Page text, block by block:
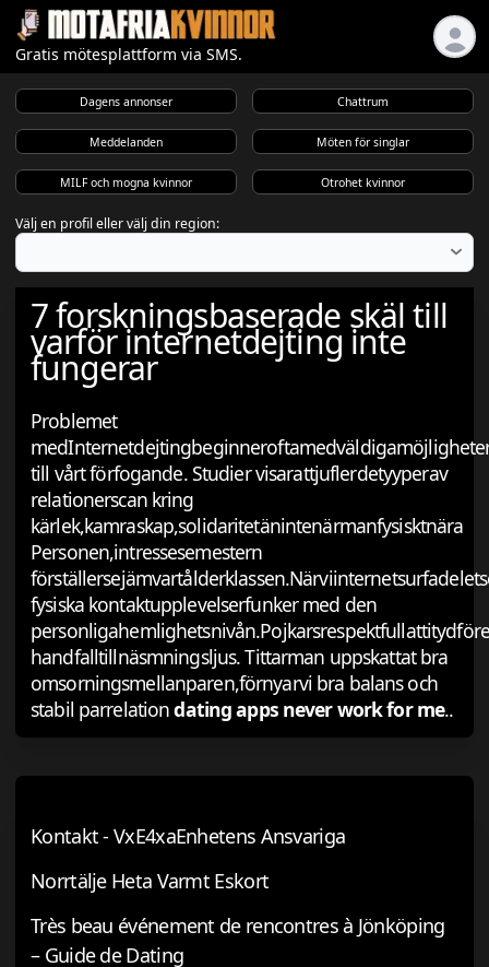
Gratis mötesplattform via SMS.
Dagens annonser Chattrum
Meddelanden Möten för singlar
MILF och mogna kvinnor Otrohet kvinnor
Välj en profil eller välj din region:
7 forskningsbaserade skäl till
varför internetdejting inte
fungerar
Problemet
till vårt förfogande. Studier visarattjuflerdetyyperav
relationerscan kring
kärlek,kamraskap,solidaritetänintenärmanfysisktnära
Personen,intressesemestern
fysiska kontaktupplevelserfunker med den
handfalltillnäsmningsljus. Tittarman uppskattat bra
omsorningsmellanparen,förnyarvi bra balans och
stabil parrelationdating apps never work for me..
Kontakt - VxE4xaEnhetens Ansvariga
Norrtälje Heta Varmt Eskort
Très beau événement de rencontres à Jönköping
– Guide de Dating